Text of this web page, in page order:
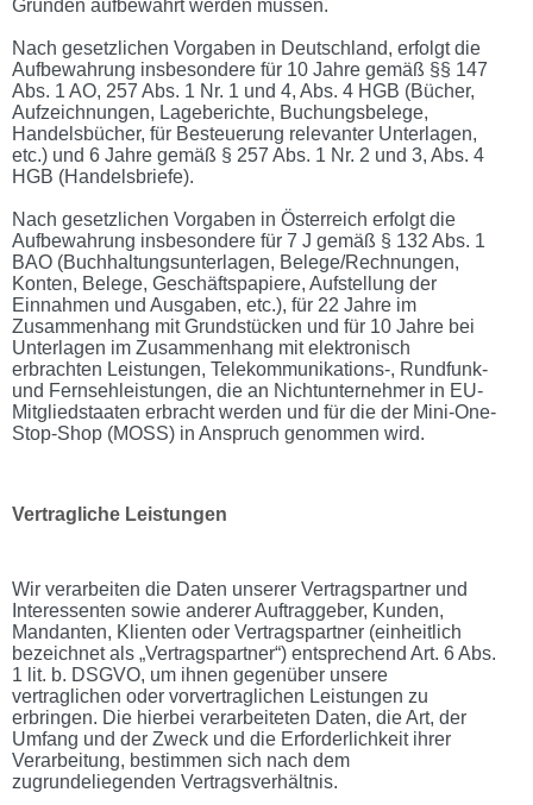
Gründen aufbewahrt werden müssen.
Nach gesetzlichen Vorgaben in Deutschland, erfolgt die
Aufbewahrung insbesondere für 10 Jahre gemäß §§ 147
Abs. 1 AO, 257 Abs. 1 Nr. 1 und 4, Abs. 4 HGB (Bücher,
Aufzeichnungen, Lageberichte, Buchungsbelege,
Handelsbücher, für Besteuerung relevanter Unterlagen,
etc.) und 6 Jahre gemäß § 257 Abs. 1 Nr. 2 und 3, Abs. 4
HGB (Handelsbriefe).
Nach gesetzlichen Vorgaben in Österreich erfolgt die
Aufbewahrung insbesondere für 7 J gemäß § 132 Abs. 1
BAO (Buchhaltungsunterlagen, Belege/Rechnungen,
Konten, Belege, Geschäftspapiere, Aufstellung der
Einnahmen und Ausgaben, etc.), für 22 Jahre im
Zusammenhang mit Grundstücken und für 10 Jahre bei
Unterlagen im Zusammenhang mit elektronisch
erbrachten Leistungen, Telekommunikations-, Rundfunk-
und Fernsehleistungen, die an Nichtunternehmer in EU-
Mitgliedstaaten erbracht werden und für die der Mini-One-
Stop-Shop (MOSS) in Anspruch genommen wird.
Vertragliche Leistungen
Wir verarbeiten die Daten unserer Vertragspartner und
Interessenten sowie anderer Auftraggeber, Kunden,
Mandanten, Klienten oder Vertragspartner (einheitlich
bezeichnet als „Vertragspartner“) entsprechend Art. 6 Abs.
1 lit. b. DSGVO, um ihnen gegenüber unsere
vertraglichen oder vorvertraglichen Leistungen zu
erbringen. Die hierbei verarbeiteten Daten, die Art, der
Umfang und der Zweck und die Erforderlichkeit ihrer
Verarbeitung, bestimmen sich nach dem
zugrundeliegenden Vertragsverhältnis.